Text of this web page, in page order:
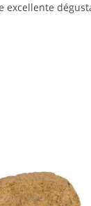
excellente